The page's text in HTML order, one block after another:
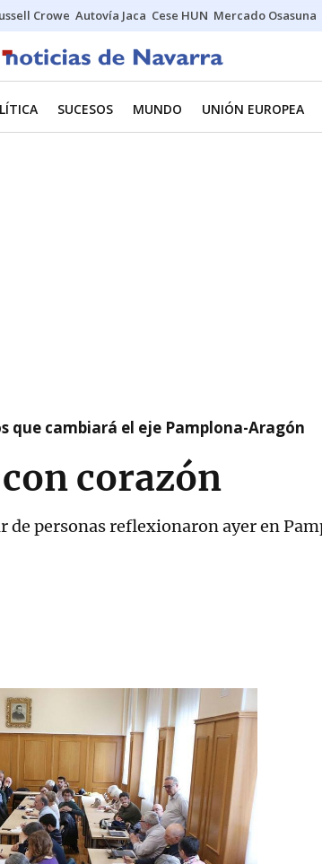
Crowe Autovía Jaca Cese HUN Mercado Osasuna
SUCESOS MUNDO UNIÓN EUROPEA
que cambiará el eje Pamplona-Aragón
corazón
de personas reflexionaron ayer en